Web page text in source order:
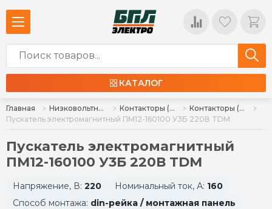
КАТАЛОГ
Главная Низковольтное оборудование Контакторы (пускатели), комплектующие
Контакторы (пускатели)
Пускатель электромагнитный ПМ12-160100 У3Б 220В TDM
Пускатель электромагнитный
ПМ12-160100 У3Б 220В TDM
Напряжение, В: 220 Номинальный ток, А: 160
Способ монтажа: din-рейка / монтажная панель